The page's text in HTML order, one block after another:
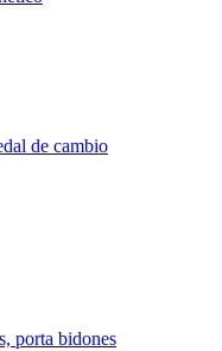
de cambio
porta bidones